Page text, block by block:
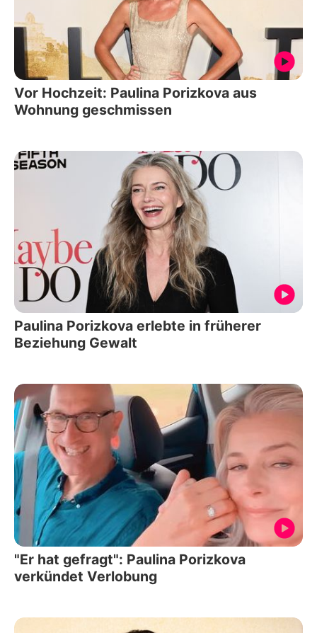
Vor Hochzeit: Paulina Porizkova aus
Wohnung geschmissen
Paulina Porizkova erlebte in früherer
Beziehung Gewalt
"Er hat gefragt": Paulina Porizkova
verkündet Verlobung